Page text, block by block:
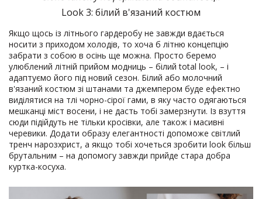
Look 3: білий в'язаний костюм
Якщо щось із літнього гардеробу не завжди вдається
носити з приходом холодів, то хоча б літню концепцію
забрати з собою в осінь ще можна. Просто беремо
улюблений літній прийом модниць – білий total look, – і
адаптуємо його під новий сезон. Білий або молочний
в'язаний костюм зі штанами та джемпером буде ефектно
виділятися на тлі чорно-сірої гами, в яку часто одягаються
мешканці міст восени, і не дасть тобі замерзнути. Із взуття
сюди підійдуть не тільки кросівки, але також і масивні
черевики. Додати образу елегантності допоможе світлий
тренч нарозхрист, а якщо тобі хочеться зробити look більш
брутальним – на допомогу завжди прийде стара добра
куртка-косуха.